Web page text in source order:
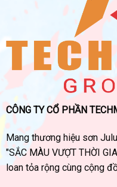
CÔNG TY CỔ PHẦN
Mang thương hiệu sơn
"SẮC MÀU VƯỢT THỜI
loan tỏa rộng cùng cộng